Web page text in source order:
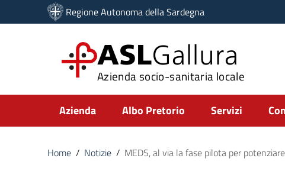
Vai ai contenuti
Vai al menu di navigazione
Regione Autonoma della Sardegna
ASLGallura
Azienda socio-sanitaria locale
Submenu
Azienda Albo Pretorio Servizi
Home / Notizie / MEDS, al via la fase pilota per